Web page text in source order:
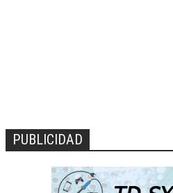
PUBLICIDAD